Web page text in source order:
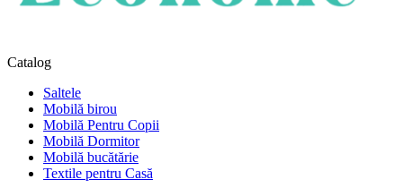
Catalog
Saltele
Mobilă birou
Mobilă Pentru Copii
Mobilă Dormitor
Mobilă bucătărie
Textile pentru Casă